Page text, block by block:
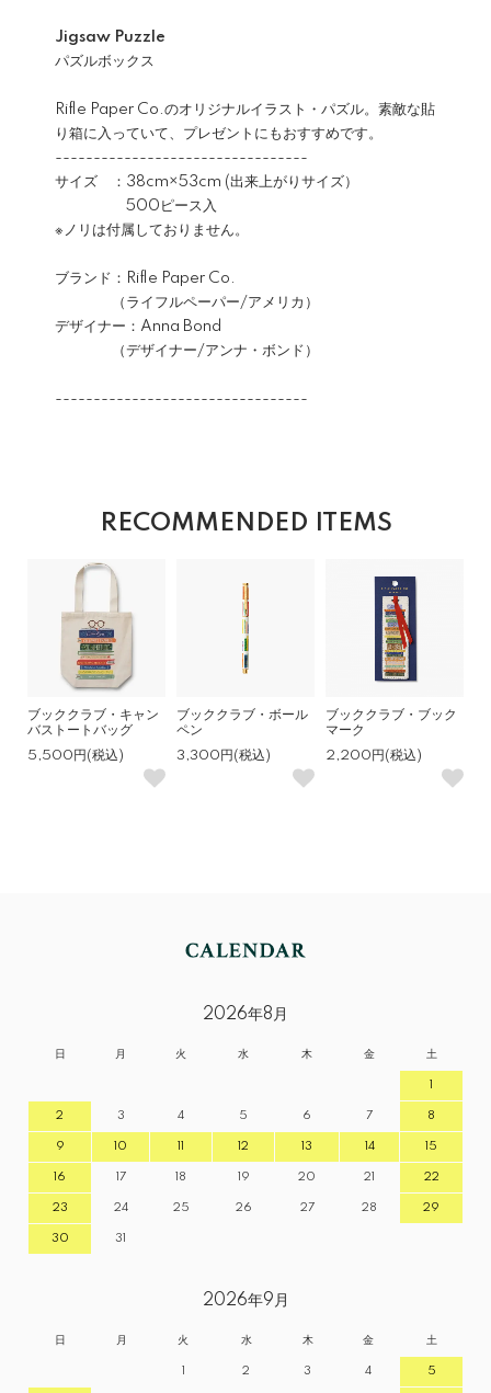
Jigsaw Puzzle
パズルボックス
Rifle Paper Co.のオリジナルイラスト・パズル。素敵な貼
り箱に入っていて、プレゼントにもおすすめです。
---------------------------------
サイズ ：38cm×53cm (出来上がりサイズ）
500ピース入
※ノリは付属しておりません。
ブランド：Rifle Paper Co.
（ライフルペーパー/アメリカ）
デザイナー：Anna Bond
（デザイナー/アンナ・ボンド）
---------------------------------
RECOMMENDED ITEMS
ブッククラブ・キャン
バストートバッグ
5,500円(税込)
ブッククラブ・ボール
ペン
3,300円(税込)
ブッククラブ・ブック
マーク
2,200円(税込)
2026年8月
日 月 火 水 木 金 土
1
2 3 4 5 6 7 8
9 10 11 12 13 14 15
16 17 18 19 20 21 22
23 24 25 26 27 28 29
30 31
2026年9月
日 月 火 水 木 金 土
1 2 3 4 5